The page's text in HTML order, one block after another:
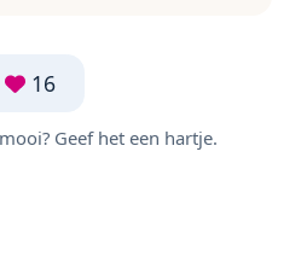
16
Geef het een hartje.